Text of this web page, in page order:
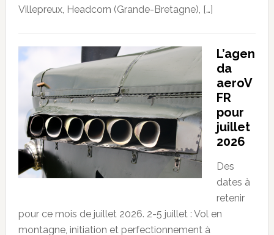
Villepreux, Headcorn (Grande-Bretagne), […]
L’agen
da
aeroV
FR
pour
juillet
2026
Des
dates à
retenir
pour ce mois de juillet 2026. 2-5 juillet : Vol en
montagne, initiation et perfectionnement à